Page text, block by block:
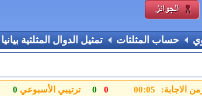
حساب المثلثات تمثيل الدوال المثلثية بيانيا
الاجابة: 0
0 ترتيبي الأسبوعي 0